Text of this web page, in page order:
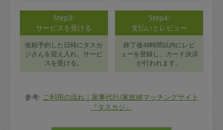
Step3:
サービスを受ける
依頼予約した日時にタスカ
ジさんを迎え入れ、サービ
スを受ける。
Step4:
支払いとレビュー
終了後48時間以内にレビ
ューを登録し、カード決済
が行われます。
参考: ご利用の流れ｜家事代行/家政婦マッチングサイト
『タスカジ』